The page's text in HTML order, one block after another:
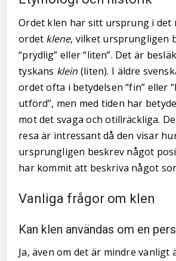
Ordet klen har sitt ursprung i det
ordet klene, vilket ursprungligen
“prydlig” eller “liten”. Det är
tyskans klein (liten). I äldre
ordet ofta i betydelsen “fin” eller
utförd”, men med tiden har
mot det svaga och otillräckliga.
resa är intressant då den visar
ursprungligen beskrev något
har kommit att beskriva något
Vanliga frågor om klen
Kan klen användas om en
Ja, även om det är mindre vanligt